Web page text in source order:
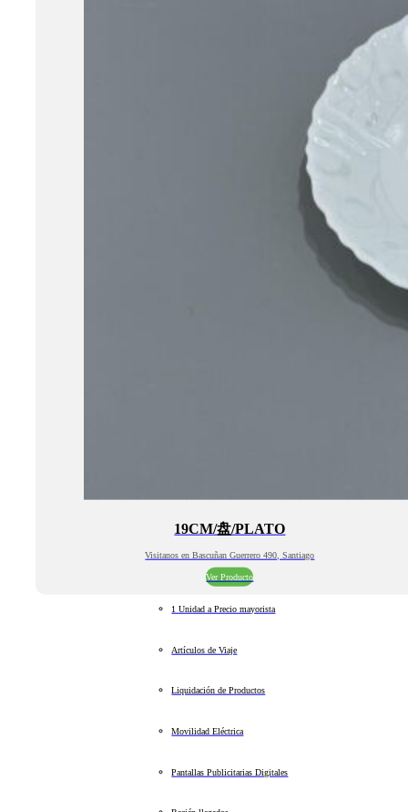
19CM/盘/PLATO
Visitanos en Bascuñan Guerrero 490, Santiago
Ver Producto
1 Unidad a Precio mayorista
Artículos de Viaje
Liquidación de Productos
Movilidad Eléctrica
Pantallas Publicitarias Digitales